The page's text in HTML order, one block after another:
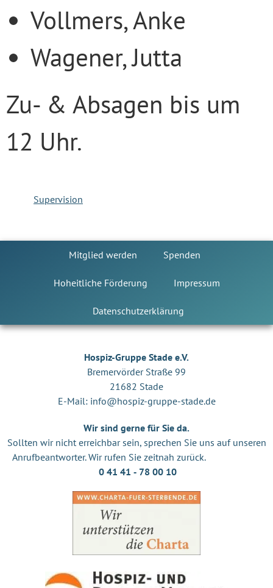
Vollmers, Anke
Wagener, Jutta
Zu- & Absagen bis um
12 Uhr.
Supervision
Mitglied werden Spenden
Hoheitliche Förderung Impressum
Datenschutzerklärung
Hospiz-Gruppe Stade e.V.
Bremervörder Straße 99
21682 Stade
E-Mail: info@hospiz-gruppe-stade.de
Wir sind gerne für Sie da.
Sollten wir nicht erreichbar sein, sprechen Sie uns auf unseren
Anrufbeantworter. Wir rufen Sie zeitnah zurück.
0 41 41 ‐ 78 00 10